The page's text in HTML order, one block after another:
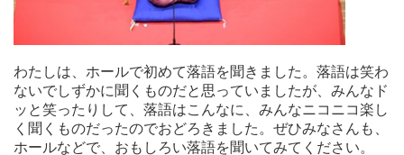
わたしは、ホールで初めて落語を聞きました。落語は笑わ
ないでしずかに聞くものだと思っていましたが、みんなド
ッと笑ったりして、落語はこんなに、みんなニコニコ楽し
く聞くものだったのでおどろきました。ぜひみなさんも、
ホールなどで、おもしろい落語を聞いてみてください。